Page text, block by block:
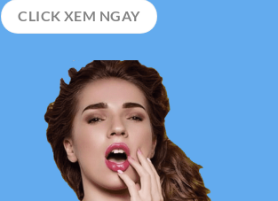
CLICK XEM NGAY